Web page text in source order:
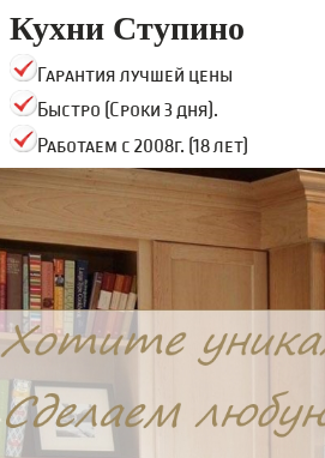
Кухни Ступино
Гарантия лучшей цены
Быстро (Сроки 3 дня).
Работаем с 2008г. (18 лет)